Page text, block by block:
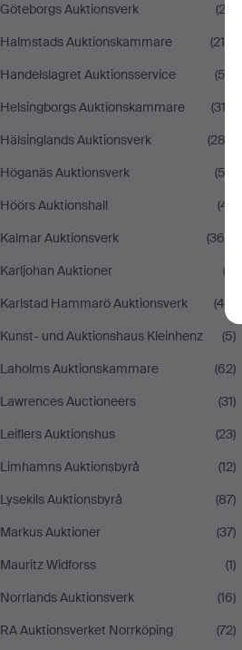
Göteborgs Auktionsverk
(23)
Halmstads Auktionskammare
(214)
Handelslagret Auktionsservice
(52)
Helsingborgs Auktionskammare
(313)
Hälsinglands Auktionsverk
(282)
Höganäs Auktionsverk
(53)
Höörs Auktionshall
(41)
Kalmar Auktionsverk
(369)
Karljohan Auktioner
(3)
Karlstad Hammarö Auktionsverk
(40)
Kunst- und Auktionshaus Kleinhenz
(5)
Laholms Auktionskammare
(62)
Lawrences Auctioneers
(31)
Leiflers Auktionshus
(23)
Limhamns Auktionsbyrå
(12)
Lysekils Auktionsbyrå
(87)
Markus Auktioner
(37)
Mauritz Widforss
(1)
Norrlands Auktionsverk
(16)
RA Auktionsverket Norrköping
(72)